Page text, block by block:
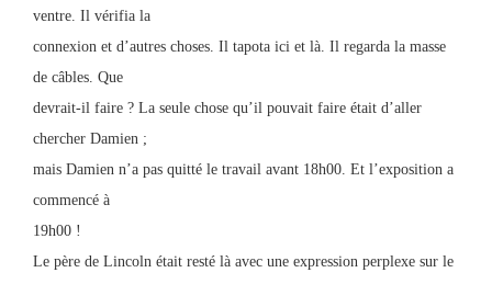
ventre. Il vérifia la
connexion et d’autres choses. Il tapota ici et là. Il regarda la masse
de câbles. Que
devrait-il faire ? La seule chose qu’il pouvait faire était d’aller
chercher Damien ;
mais Damien n’a pas quitté le travail avant 18h00. Et l’exposition a
commencé à
19h00 !
Le père de Lincoln était resté là avec une expression perplexe sur le